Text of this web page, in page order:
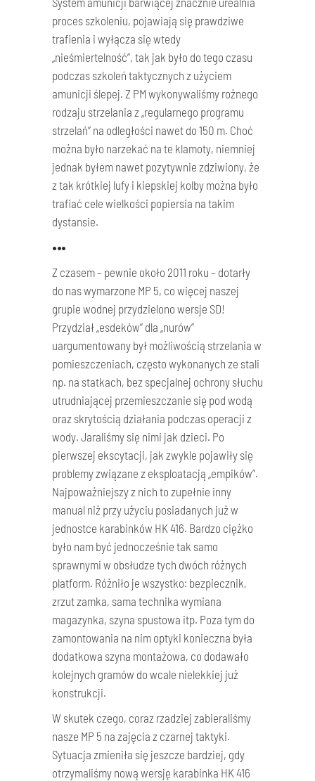
proces szkoleniu, pojawiają się prawdziwe
trafienia i wyłącza się wtedy
„nieśmiertelność”, tak jak było do tego czasu
podczas szkoleń taktycznych z użyciem
amunicji ślepej. Z PM wykonywaliśmy rożnego
rodzaju strzelania z „regularnego programu
strzelań” na odległości nawet do 150 m. Choć
można było narzekać na te klamoty, niemniej
jednak byłem nawet pozytywnie zdziwiony, że
z tak krótkiej lufy i kiepskiej kolby można było
trafiać cele wielkości popiersia na takim
dystansie.
•••
Z czasem – pewnie około 2011 roku – dotarły
do nas wymarzone MP 5, co więcej naszej
grupie wodnej przydzielono wersje SD!
Przydział „esdeków” dla „nurów”
uargumentowany był możliwością strzelania w
pomieszczeniach, często wykonanych ze stali
np. na statkach, bez specjalnej ochrony słuchu
utrudniającej przemieszczanie się pod wodą
oraz skrytością działania podczas operacji z
wody. Jaraliśmy się nimi jak dzieci. Po
pierwszej ekscytacji, jak zwykle pojawiły się
problemy związane z eksploatacją „empików”.
Najpoważniejszy z nich to zupełnie inny
manual niż przy użyciu posiadanych już w
jednostce karabinków HK 416. Bardzo ciężko
było nam być jednocześnie tak samo
sprawnymi w obsłudze tych dwóch różnych
platform. Różniło je wszystko: bezpiecznik,
zrzut zamka, sama technika wymiana
magazynka, szyna spustowa itp. Poza tym do
zamontowania na nim optyki konieczna była
dodatkowa szyna montażowa, co dodawało
kolejnych gramów do wcale nielekkiej już
konstrukcji.
W skutek czego, coraz rzadziej zabieraliśmy
nasze MP 5 na zajęcia z czarnej taktyki.
Sytuacja zmieniła się jeszcze bardziej, gdy
otrzymaliśmy nową wersję karabinka HK 416